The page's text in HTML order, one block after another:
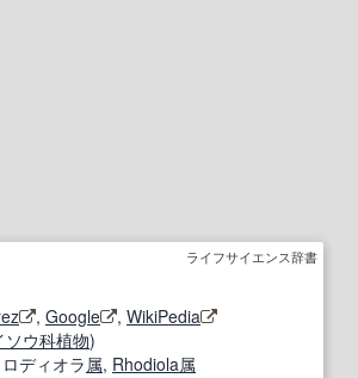
ライフサイエンス辞書
, Google , WikiPedia
ソウ科植物)
ディオラ属, Rhodiola属